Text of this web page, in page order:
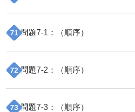
71 問題7-1 ：（順序）
72 問題7-2 ：（順序）
73 問題7-3 ：（順序）